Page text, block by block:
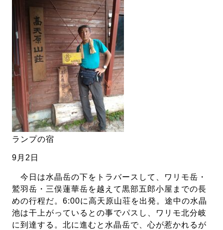
ランプの宿
9月2日
今日は水晶岳の下をトラバースして、ワリモ岳・
鷲羽岳・三俣蓮華岳を越えて黒部五郎小屋までの長
めの行程だ。6:00に高天原山荘を出発。途中の水晶
池は干上がっているとの事でパスし、ワリモ北分岐
に到達する。北に進むと水晶岳で、心が惹かれるが